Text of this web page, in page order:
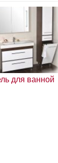
для ванной